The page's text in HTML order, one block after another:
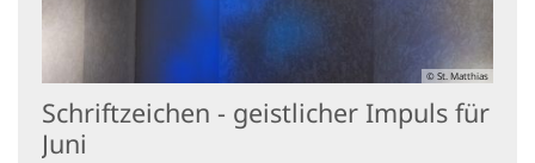
© St. Matthias
Schriftzeichen - geistlicher Impuls für
Juni